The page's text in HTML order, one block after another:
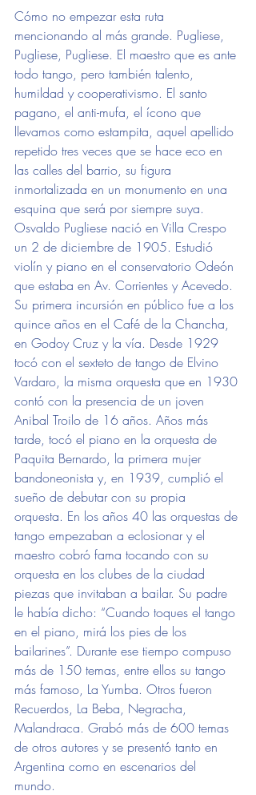
Cómo no empezar esta ruta
mencionando al más grande. Pugliese,
Pugliese, Pugliese. El maestro que es ante
todo tango, pero también talento,
humildad y cooperativismo. El santo
pagano, el anti-mufa, el ícono que
llevamos como estampita, aquel apellido
repetido tres veces que se hace eco en
las calles del barrio, su figura
inmortalizada en un monumento en una
esquina que será por siempre suya.
Osvaldo Pugliese nació en Villa Crespo
un 2 de diciembre de 1905. Estudió
violín y piano en el conservatorio Odeón
que estaba en Av. Corrientes y Acevedo.
Su primera incursión en público fue a los
quince años en el Café de la Chancha,
en Godoy Cruz y la vía. Desde 1929
tocó con el sexteto de tango de Elvino
Vardaro, la misma orquesta que en 1930
contó con la presencia de un joven
Anibal Troilo de 16 años. Años más
tarde, tocó el piano en la orquesta de
Paquita Bernardo, la primera mujer
bandoneonista y, en 1939, cumplió el
sueño de debutar con su propia
orquesta. En los años 40 las orquestas de
tango empezaban a eclosionar y el
maestro cobró fama tocando con su
orquesta en los clubes de la ciudad
piezas que invitaban a bailar. Su padre
le había dicho: “Cuando toques el tango
en el piano, mirá los pies de los
bailarines”. Durante ese tiempo compuso
más de 150 temas, entre ellos su tango
más famoso, La Yumba. Otros fueron
Recuerdos, La Beba, Negracha,
Malandraca. Grabó más de 600 temas
de otros autores y se presentó tanto en
Argentina como en escenarios del
mundo.